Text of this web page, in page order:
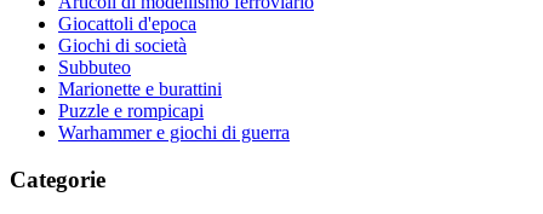
Giocattoli d'epoca
Giochi di società
Subbuteo
Marionette e burattini
Puzzle e rompicapi
Warhammer e giochi di guerra
Categorie